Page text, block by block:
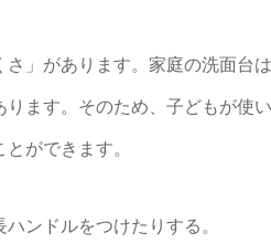
」があります。家庭の洗面台
ます。そのため、子どもが使
ができます。
ンドルをつけたりする。